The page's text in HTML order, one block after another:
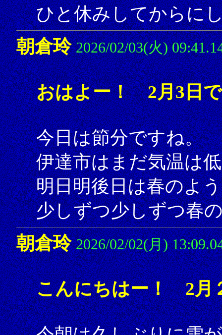
ひと休みしてから
朝倉玲 2026/02/03(火)
おはよー！ 2月3日
今日は節分ですね。
伊達市はまだ気温は
明日明後日は春のよ
少しずつ少しずつ春
朝倉玲 2026/02/02(月)
こんにちはー！ 2月